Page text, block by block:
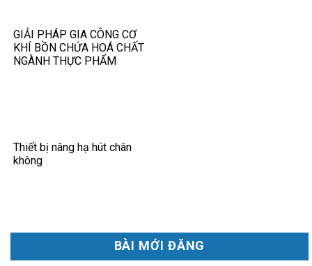
BÀI MỚI ĐĂNG
GIẢI PHÁP GIA CÔNG CƠ
KHÍ BỒN CHỨA HOÁ CHẤT
NGÀNH THỰC PHẨM
Thiết bị nâng hạ hút chân
không